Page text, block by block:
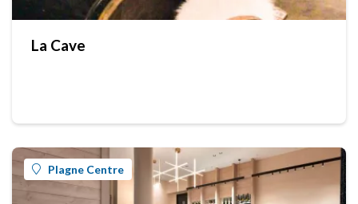
La Cave
Plagne Centre